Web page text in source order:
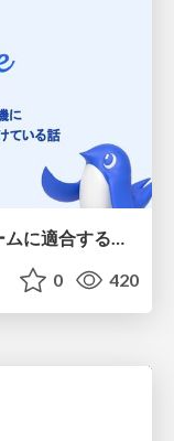
仕様駆動開発へのトライを機に チームに適合する手法を模索し続けている話
0 420